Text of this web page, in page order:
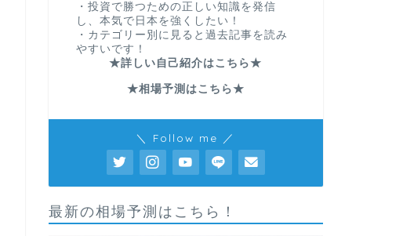
・投資で勝つための正しい知識を発信
し、本気で日本を強くしたい！
・カテゴリー別に見ると過去記事を読み
やすいです！
★詳しい自己紹介はこちら★
★相場予測はこちら★
＼ Follow me ／
最新の相場予測はこちら！